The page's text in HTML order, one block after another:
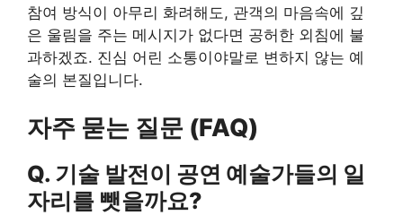
참여 방식이 아무리 화려해도, 관객의 마음속에 깊
은 울림을 주는 메시지가 없다면 공허한 외침에 불
과하겠죠. 진심 어린 소통이야말로 변하지 않는 예
술의 본질입니다.
자주 묻는 질문 (FAQ)
Q. 기술 발전이 공연 예술가들의 일
자리를 뺏을까요?